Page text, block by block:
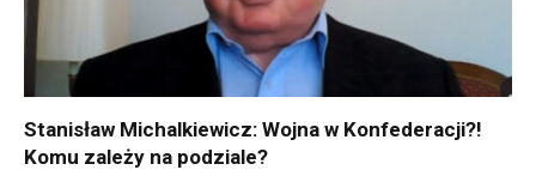
Stanisław Michalkiewicz: Wojna w Konfederacji?!
Komu zależy na podziale?